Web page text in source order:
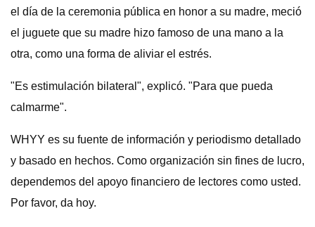
el día de la ceremonia pública en honor a su madre, meció
el juguete que su madre hizo famoso de una mano a la
otra, como una forma de aliviar el estrés.
"Es estimulación bilateral", explicó. "Para que pueda
calmarme".
WHYY es su fuente de información y periodismo detallado
y basado en hechos. Como organización sin fines de lucro,
dependemos del apoyo financiero de lectores como usted.
Por favor, da hoy.